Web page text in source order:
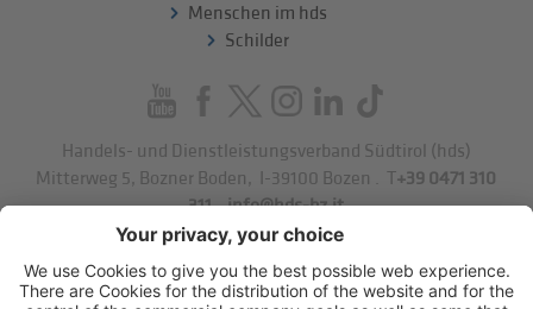
Menschen im hds
Schilder
Handels- und Dienstleistungsverband Südtirol (hds)
Mitterweg 5, Bozner Boden
I-39100 Bozen . T+39 0471 310
311.info@hds-bz.it
Impressum
Datenschutzerklärung
Cookie-Einstellungen